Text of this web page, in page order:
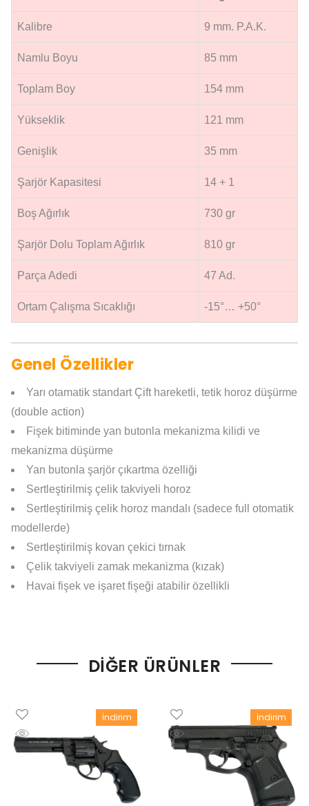
Kalibre 9 mm. P.A.K.
Namlu Boyu 85 mm
Toplam Boy 154 mm
Yükseklik 121 mm
Genişlik 35 mm
Şarjör Kapasitesi 14 + 1
Boş Ağırlık 730 gr
Şarjör Dolu Toplam Ağırlık 810 gr
Parça Adedi 47 Ad.
Ortam Çalışma Sıcaklığı -15°… +50°
Genel Özellikler
Yarı otamatik standart Çift hareketli, tetik horoz düşürme
(double action)
Fişek bitiminde yan butonla mekanizma kilidi ve
mekanizma düşürme
Yan butonla şarjör çıkartma özelliği
Sertleştirilmiş çelik takviyeli horoz
Sertleştirilmiş çelik horoz mandalı (sadece full otomatik
modellerde)
Sertleştirilmiş kovan çekici tırnak
Çelik takviyeli zamak mekanizma (kızak)
Havai fişek ve işaret fişeği atabilir özellikli
DIĞER ÜRÜNLER
İndirim İndirim